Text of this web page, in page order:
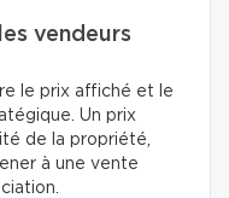
vendeurs
le prix affiché et le
Un prix
de la propriété,
à une vente